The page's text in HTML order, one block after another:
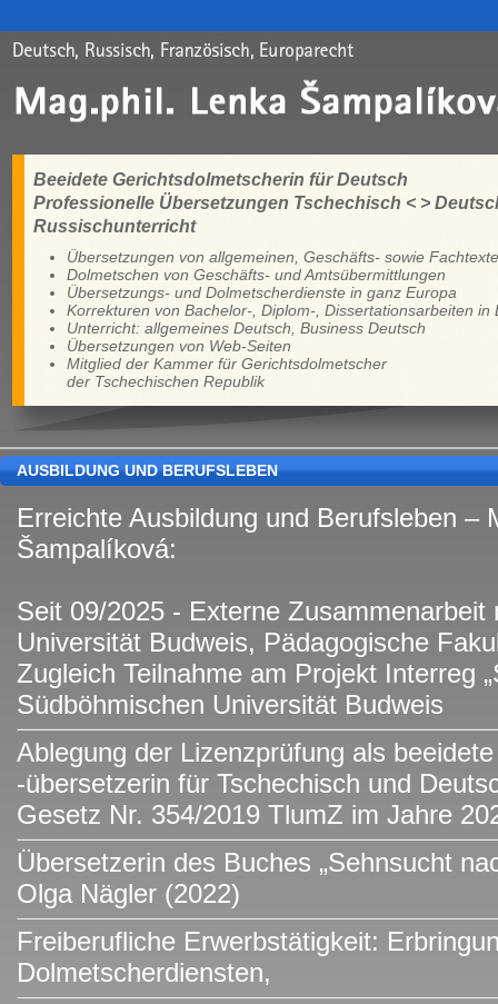
Beeidete Gerichtsdolmetscherin für Deutsch
Professionelle Übersetzungen Tschechisch < >
Russischunterricht
Übersetzungen von allgemeinen, Geschäfts- sowie
Dolmetschen von Geschäfts- und Amtsübermittlungen
Übersetzungs- und Dolmetscherdienste in ganz Europa
Korrekturen von Bachelor-, Diplom-, Dissertationsarbeiten in
Unterricht: allgemeines Deutsch, Business Deutsch
Übersetzungen von Web-Seiten
Mitglied der Kammer für Gerichtsdolmetscher
der Tschechischen Republik
AUSBILDUNG UND BERUFSLEBEN
Erreichte Ausbildung und Berufsleben –
Šampalíková:
Seit 09/2025 - Externe Zusammenarbeit
Universität Budweis, Pädagogische
Zugleich Teilnahme am Projekt Interreg
Südböhmischen Universität Budweis
Ablegung der Lizenzprüfung als
-übersetzerin für Tschechisch und
Gesetz Nr. 354/2019 TlumZ im Jahre
Übersetzerin des Buches „Sehnsucht
Olga Nägler (2022)
Freiberufliche Erwerbstätigkeit:
Dolmetscherdiensten,